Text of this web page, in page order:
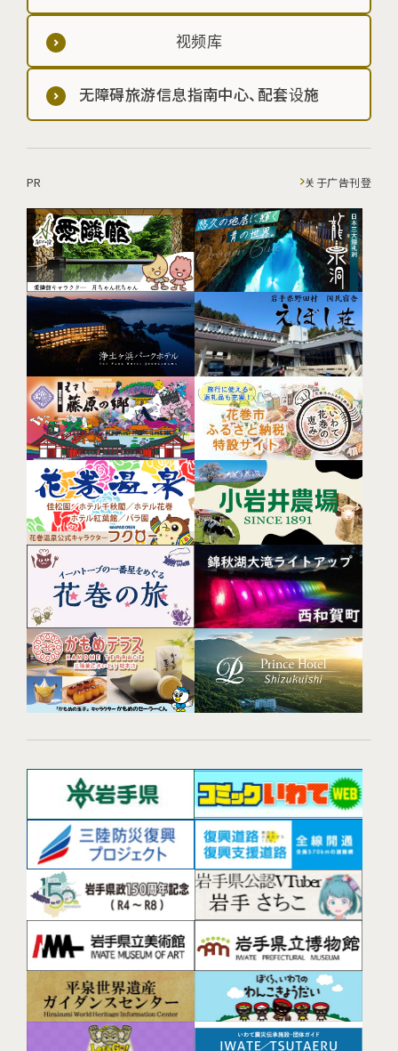
视频库
无障碍旅游信息指南中心、配套设施
PR 关于广告刊登